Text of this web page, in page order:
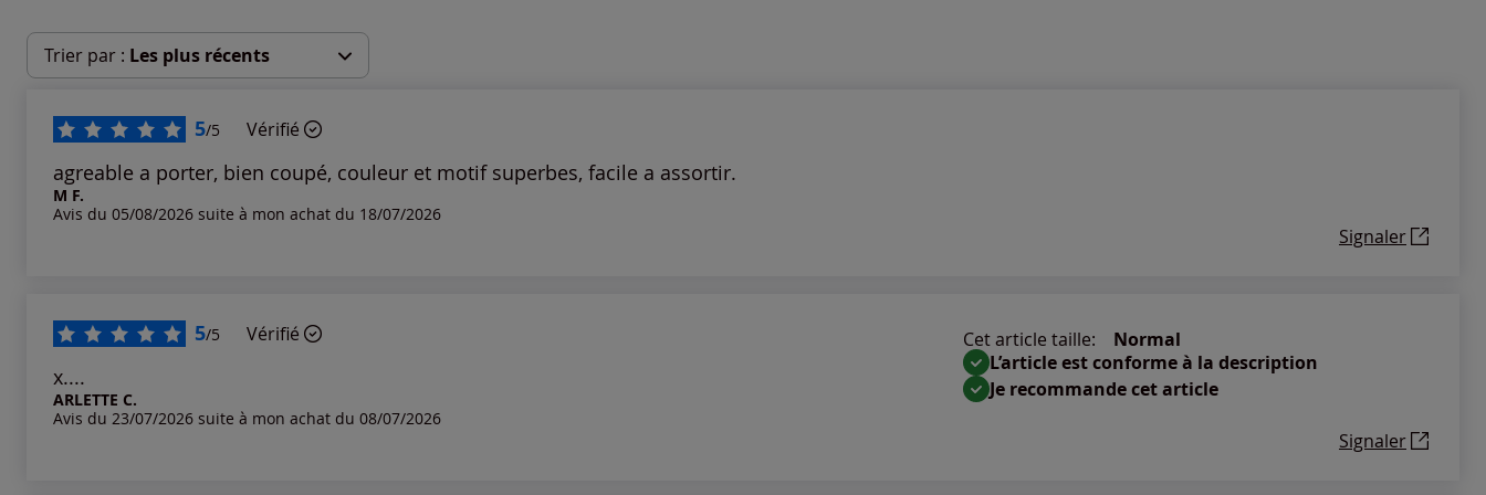
Trier par : Les plus récents
Les plus anciens
5/5 Vérifié
agreable a porter, bien coupé, couleur et motif superbes, facile a assortir.
M F.
Avis du 05/08/2026 suite à mon achat du 18/07/2026
Signaler
5/5 Vérifié
x....
ARLETTE C.
Avis du 23/07/2026 suite à mon achat du 08/07/2026
Cet article taille:
Normal
L’article est conforme à la description
Je recommande cet article
Signaler